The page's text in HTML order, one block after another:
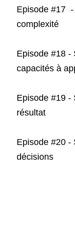
Episode #17
complexité
Episode #18 -
capacités à
Episode #19 -
résultat
Episode #20 -
décisions